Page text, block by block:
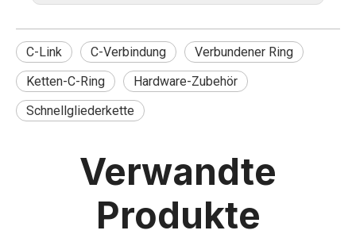
C-Link C-Verbindung
Verbundener Ring
Ketten-C-Ring
Hardware-Zubehör
Schnellgliederkette
Verwandte
Produkte